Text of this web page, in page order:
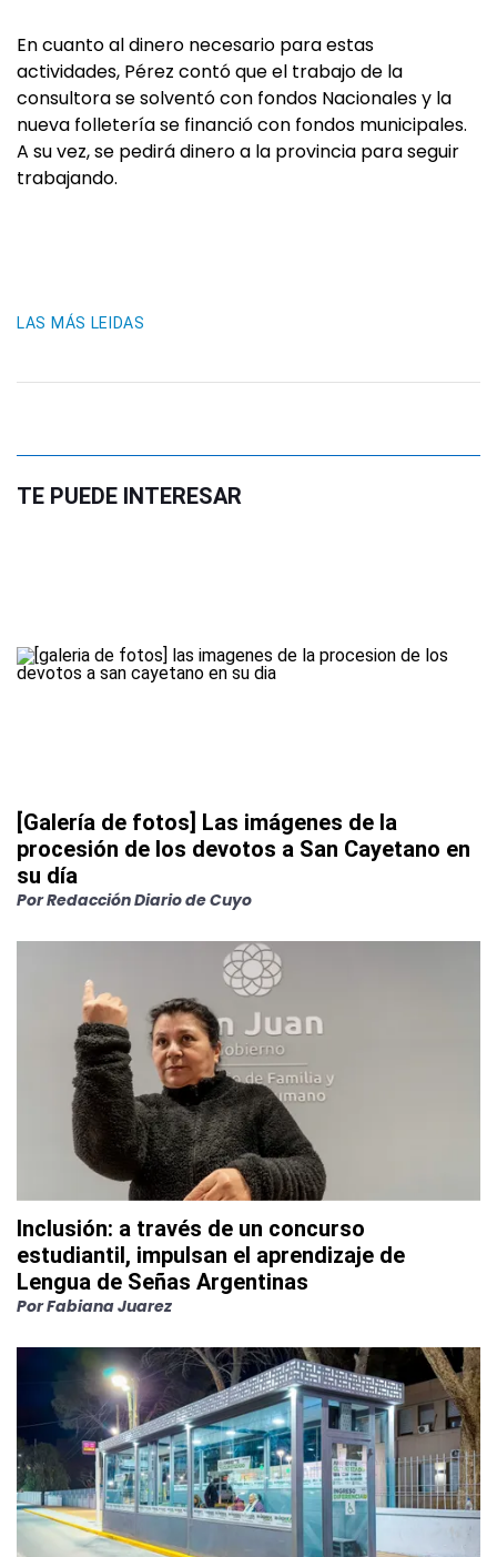
En cuanto al dinero necesario para estas
actividades, Pérez contó que el trabajo de la
consultora se solventó con fondos Nacionales y la
nueva folletería se financió con fondos municipales.
A su vez, se pedirá dinero a la provincia para seguir
trabajando.
LAS MÁS LEIDAS
TE PUEDE INTERESAR
[Galería de fotos] Las imágenes de la
procesión de los devotos a San Cayetano en
su día
PorRedacción Diario de Cuyo
Inclusión: a través de un concurso
estudiantil, impulsan el aprendizaje de
Lengua de Señas Argentinas
PorFabiana Juarez